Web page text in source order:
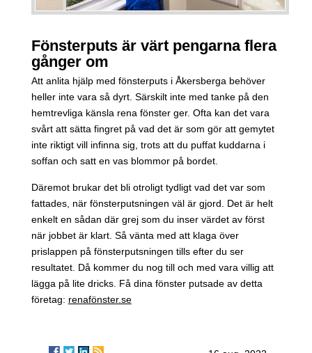
Fönsterputs är värt pengarna flera
gånger om
Att anlita hjälp med fönsterputs i Åkersberga behöver
heller inte vara så dyrt. Särskilt inte med tanke på den
hemtrevliga känsla rena fönster ger. Ofta kan det vara
svårt att sätta fingret på vad det är som gör att gemytet
inte riktigt vill infinna sig, trots att du puffat kuddarna i
soffan och satt en vas blommor på bordet.
Däremot brukar det bli otroligt tydligt vad det var som
fattades, när fönsterputsningen väl är gjord. Det är helt
enkelt en sådan där grej som du inser värdet av först
när jobbet är klart. Så vänta med att klaga över
prislappen på fönsterputsningen tills efter du ser
resultatet. Då kommer du nog till och med vara villig att
lägga på lite dricks. Få dina fönster putsade av detta
företag: renafönster.se